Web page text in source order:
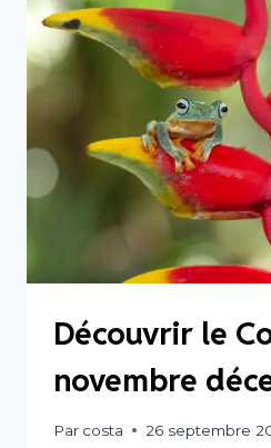
AUSSI
POUR
DES
OISEAUX
Découvrir le
novembre
Par costa 26 septembre